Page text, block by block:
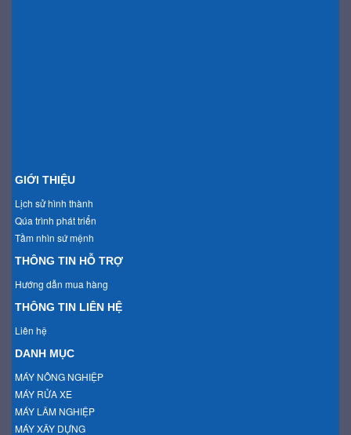
GIỚI THIỆU
Lịch sử hình thành
Qúa trình phát triển
Tầm nhìn sứ mệnh
THÔNG TIN HỖ TRỢ
Hướng dẫn mua hàng
THÔNG TIN LIÊN HỆ
Liên hệ
DANH MỤC
MÁY NÔNG NGHIỆP
MÁY RỬA XE
MÁY LÂM NGHIỆP
MÁY XÂY DỰNG